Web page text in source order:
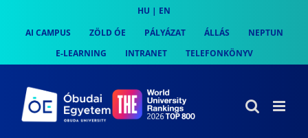
content
HU | EN
AI CAMPUS
ZÖLD ÓE PÁLYÁZAT ÁLLÁS
NEPTUN
E-LEARNING
INTRANET TELEFONKÖNYV